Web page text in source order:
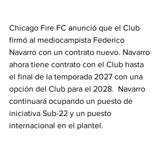
Chicago Fire FC anunció que el Club
firmó al mediocampista Federico
Navarro con un contrato nuevo. Navarro
ahora tiene contrato con el Club hasta
el final de la temporada 2027 con una
opción del Club para el 2028.  Navarro
continuará ocupando un puesto de
iniciativa Sub-22 y un puesto
internacional en el plantel.